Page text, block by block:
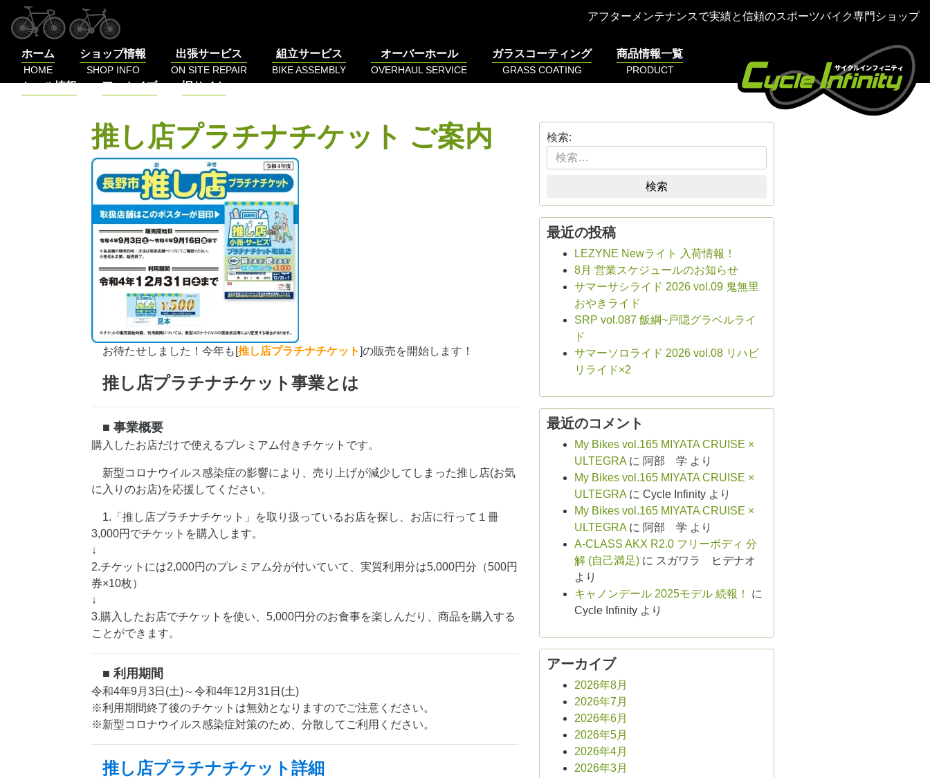
アフターメンテナンスで実績と信頼のスポーツバイク専門ショップ
ホーム
HOME
ショップ情報
SHOP INFO
出張サービス
ON SITE REPAIR
組立サービス
BIKE ASSEMBLY
オーバーホール
OVERHAUL SERVICE
ガラスコーティング
GRASS COATING
商品情報一覧
PRODUCT
セール情報 アーカイブ 旧サイト
推し店プラチナチケット ご案内
お待たせしました！今年も[推し店プラチナチケット]の販売を開始します！
推し店プラチナチケット事業とは
■ 事業概要
購入したお店だけで使えるプレミアム付きチケットです。
新型コロナウイルス感染症の影響により、売り上げが減少してしまった推し店(お気
に入りのお店)を応援してください。
1.「推し店プラチナチケット」を取り扱っているお店を探し、お店に行って１冊
3,000円でチケットを購入します。
↓
2.チケットには2,000円のプレミアム分が付いていて、実質利用分は5,000円分（500円
券×10枚）
↓
3.購入したお店でチケットを使い、5,000円分のお食事を楽しんだり、商品を購入する
ことができます。
■ 利用期間
令和4年9月3日(土)～令和4年12月31日(土)
※利用期間終了後のチケットは無効となりますのでご注意ください。
※新型コロナウイルス感染症対策のため、分散してご利用ください。
推し店プラチナチケット詳細
検索:
検索
最近の投稿
LEZYNE Newライト 入荷情報！
8月 営業スケジュールのお知らせ
サマーサシライド 2026 vol.09 鬼無里
おやきライド
SRP vol.087 飯綱~戸隠グラベルライ
ド
サマーソロライド 2026 vol.08 リハビ
リライド×2
最近のコメント
My Bikes vol.165 MIYATA CRUISE ×
ULTEGRA に 阿部 学 より
My Bikes vol.165 MIYATA CRUISE ×
ULTEGRA にCycle Infinity より
My Bikes vol.165 MIYATA CRUISE ×
ULTEGRA に 阿部 学 より
A-CLASS AKX R2.0 フリーボディ 分
解 (自己満足) に スガワラ ヒデナオ
より
キャノンデール 2025モデル 続報！
に
Cycle Infinity より
アーカイブ
2026年8月
2026年7月
2026年6月
2026年5月
2026年4月
2026年3月